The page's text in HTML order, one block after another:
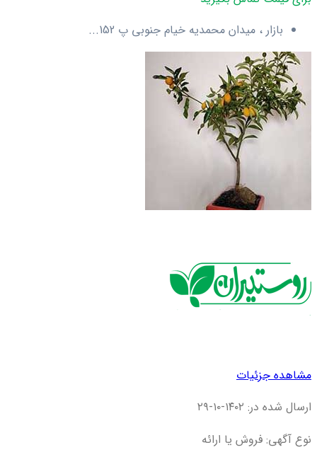
بازار ، میدان محمدیه خیام جنوبی پ 152...
مشاهده جزئیات
ارسال شده در: ۱۴۰۲-۱۰-۲۹
نوع آگهی: فروش یا ارائه